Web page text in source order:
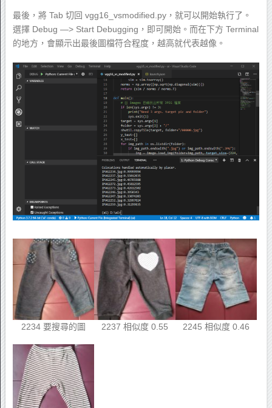
最後，將 Tab 切回 vgg16_vsmodified.py，就可以開始執行了。
選擇 Debug —> Start Debugging，即可開始。而在下方 Terminal
的地方，會顯示出最後圖檔符合程度，越高就代表越像。
2234 要搜尋的圖 2237 相似度 0.55 2245 相似度 0.46